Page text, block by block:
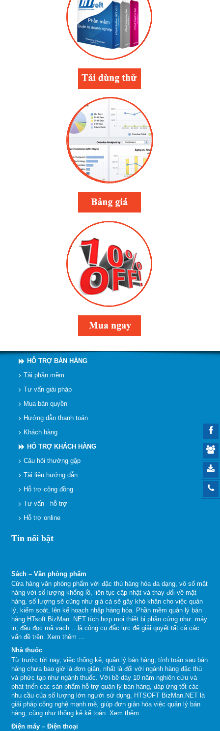
HỖ TRỢ BÁN HÀNG
Tải phần mềm
Tư vấn giải pháp
Mua bản quyền
Hướng dẫn thanh toán
Khách hàng
HỖ TRỢ KHÁCH HÀNG
Câu hỏi thường gặp
Tài liệu hướng dẫn
Hỗ trợ cộng đồng
Tư vấn - hỗ trợ
Hỗ trợ online
Tin nổi bật
Sách – Văn phòng phẩm
Cửa hàng văn phòng phẩm với đặc thù hàng hóa đa dạng, vô số mặt
hàng với số lượng khổng lồ, liên tục cập nhật và thay đổi về mặt
hàng, số lượng sẽ cũng như giá cả sẽ gây khó khăn cho việc quản
lý, kiểm soát, lên kế hoạch nhập hàng hóa. Phần mềm quản lý bán
hàng HTsoft BizMan. NET tích hợp mọi thiết bị phần cứng như: máy
in, đầu đọc mã vạch …là công cụ đắc lực để giải quyết tất cả các
vấn đề trên. Xem thêm …
Nhà thuốc
Từ trước tới nay, việc thống kê, quản lý bán hàng, tính toán sau bán
hàng chưa bao giờ là đơn giản, nhất là đối với ngành hàng đặc thù
và phức tạp như ngành thuốc. Với bề dày 10 năm nghiên cứu và
phát triển các sản phẩm hỗ trợ quản lý bán hàng, đáp ứng tốt các
nhu cầu của số lượng lớn người sử dụng, HTSOFT BizMan.NET là
giải pháp công nghệ mạnh mẽ, giúp đơn giản hóa việc quản lý bán
hàng, cũng như thống kê kế toán. Xem thêm …
Điện máy – Điện thoại